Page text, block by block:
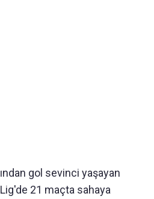
gol sevinci yaşayan
21 maçta sahaya